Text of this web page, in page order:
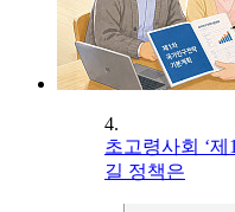
4.
초고령사회 ‘
길 정책은